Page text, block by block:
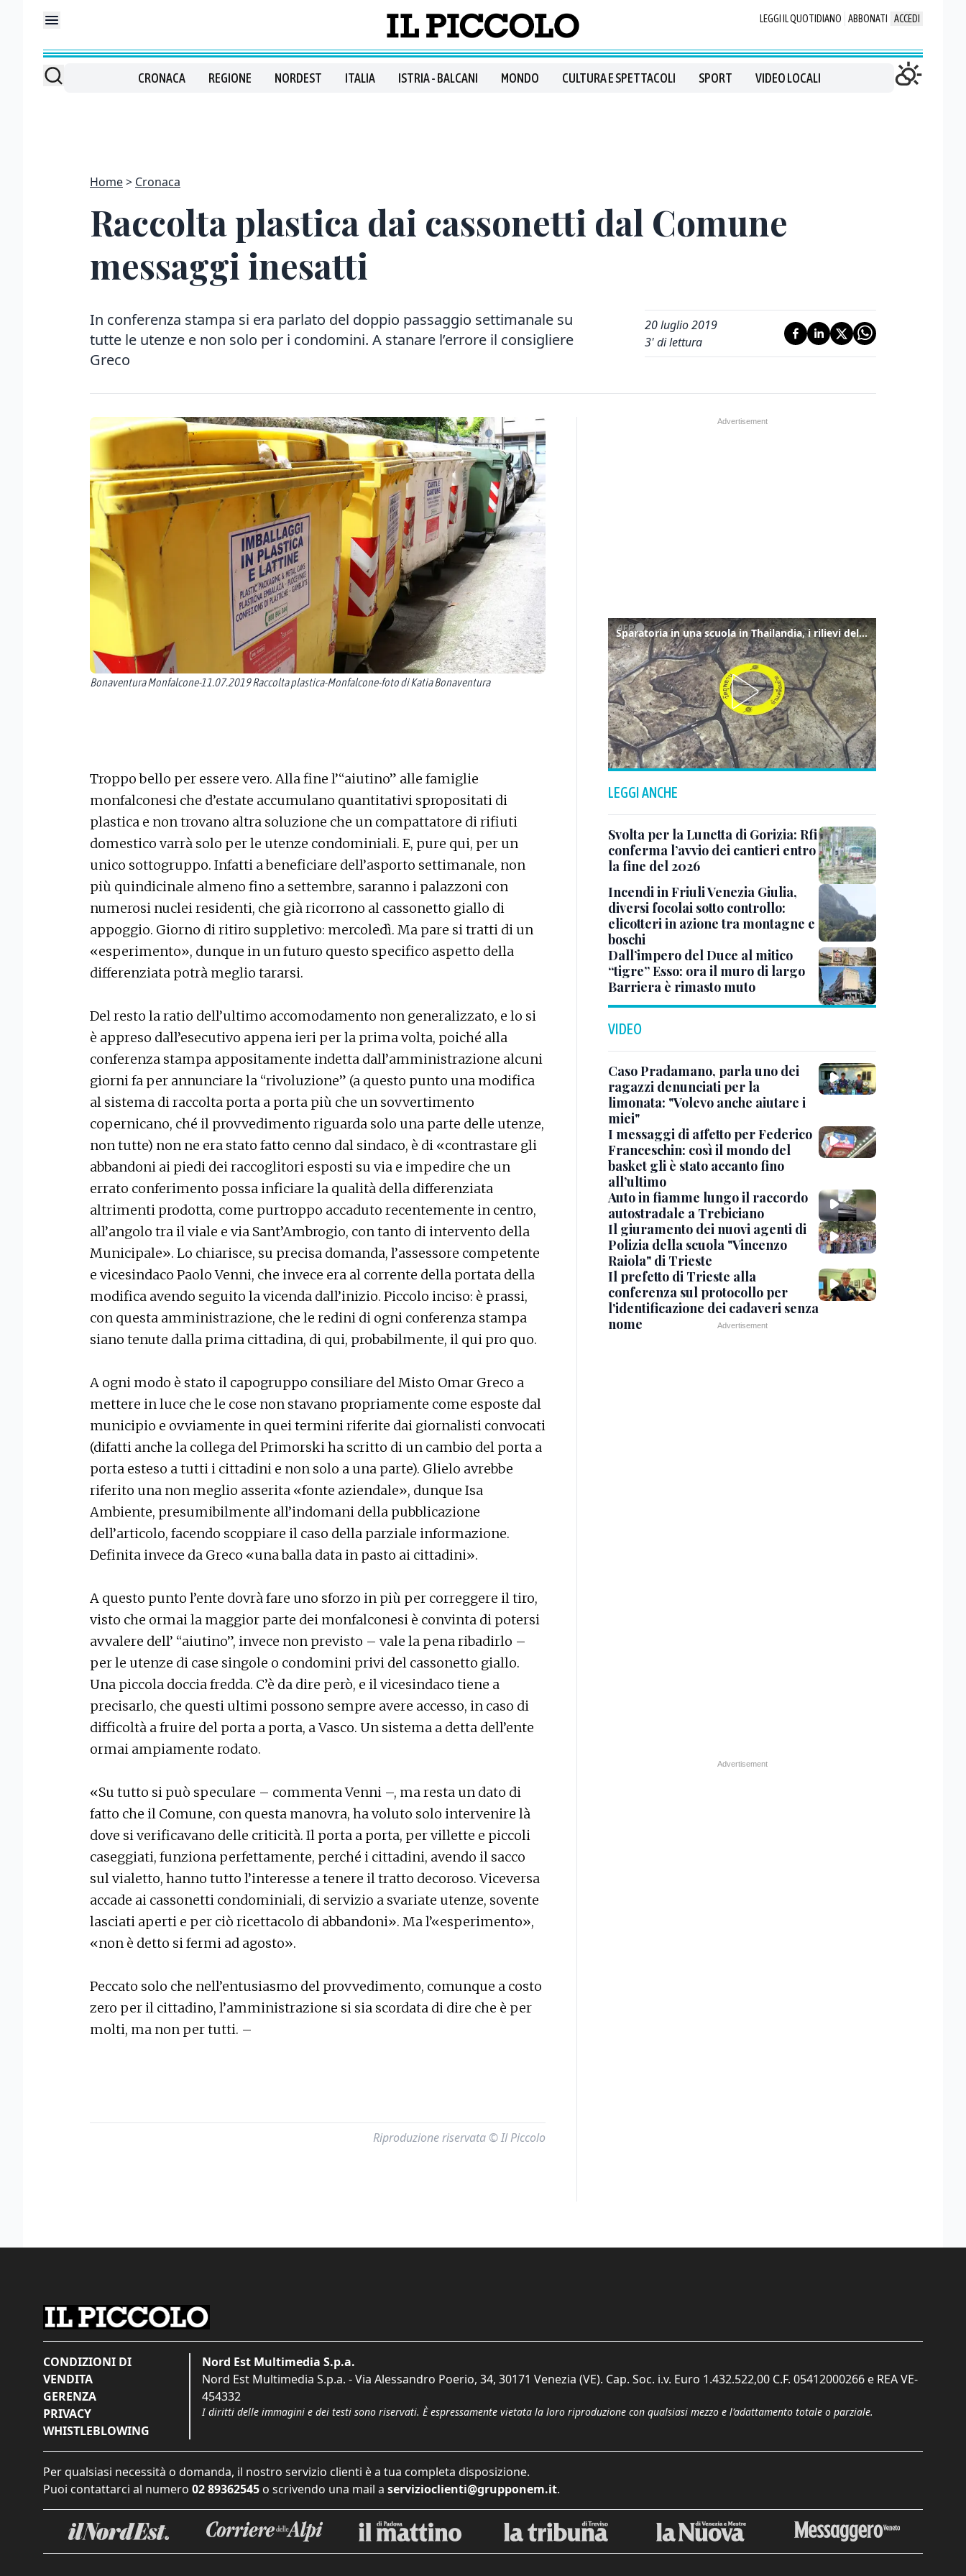
LEGGI IL QUOTIDIANO ABBONATI ACCEDI
CRONACA REGIONE NORDEST ITALIA ISTRIA - BALCANI MONDO CULTURA E SPETTACOLI SPORT VIDEO LOCALI
Home Cronaca
Raccolta plastica dai cassonetti dal Comune
messaggi inesatti
In conferenza stampa si era parlato del doppio passaggio settimanale su
tutte le utenze e non solo per i condomini. A stanare l’errore il consigliere
Greco
20 luglio 2019
3' di lettura
Bonaventura Monfalcone-11.07.2019 Raccolta plastica-Monfalcone-foto di Katia Bonaventura
Troppo bello per essere vero. Alla fine l’“aiutino” alle famiglie
monfalconesi che d’estate accumulano quantitativi spropositati di
plastica e non trovano altra soluzione che un compattatore di rifiuti
domestico varrà solo per le utenze condominiali. E, pure qui, per un
unico sottogruppo. Infatti a beneficiare dell’asporto settimanale, non
più quindicinale almeno fino a settembre, saranno i palazzoni con
numerosi nuclei residenti, che già ricorrono al cassonetto giallo di
appoggio. Giorno di ritiro suppletivo: mercoledì. Ma pare si tratti di un
«esperimento», dunque in un futuro questo specifico aspetto della
differenziata potrà meglio tararsi.
Del resto la ratio dell’ultimo accomodamento non generalizzato, e lo si
è appreso dall’esecutivo appena ieri per la prima volta, poiché alla
conferenza stampa appositamente indetta dall’amministrazione alcuni
giorni fa per annunciare la “rivoluzione” (a questo punto una modifica
al sistema di raccolta porta a porta più che un sovvertimento
copernicano, ché il provvedimento riguarda solo una parte delle utenze,
non tutte) non ne era stato fatto cenno dal sindaco, è di «contrastare gli
abbandoni ai piedi dei raccoglitori esposti su via e impedire che un
errato conferimento possa inficiare la qualità della differenziata
altrimenti prodotta, come purtroppo accaduto recentemente in centro,
all’angolo tra il viale e via Sant’Ambrogio, con tanto di intervento della
Municipale». Lo chiarisce, su precisa domanda, l’assessore competente
e vicesindaco Paolo Venni, che invece era al corrente della portata della
modifica avendo seguito la vicenda dall’inizio. Piccolo inciso: è prassi,
con questa amministrazione, che le redini di ogni conferenza stampa
siano tenute dalla prima cittadina, di qui, probabilmente, il qui pro quo.
A ogni modo è stato il capogruppo consiliare del Misto Omar Greco a
mettere in luce che le cose non stavano propriamente come esposte dal
municipio e ovviamente in quei termini riferite dai giornalisti convocati
(difatti anche la collega del Primorski ha scritto di un cambio del porta a
porta esteso a tutti i cittadini e non solo a una parte). Glielo avrebbe
riferito una non meglio asserita «fonte aziendale», dunque Isa
Ambiente, presumibilmente all’indomani della pubblicazione
dell’articolo, facendo scoppiare il caso della parziale informazione.
Definita invece da Greco «una balla data in pasto ai cittadini».
A questo punto l’ente dovrà fare uno sforzo in più per correggere il tiro,
visto che ormai la maggior parte dei monfalconesi è convinta di potersi
avvalere dell’ “aiutino”, invece non previsto – vale la pena ribadirlo –
per le utenze di case singole o condomini privi del cassonetto giallo.
Una piccola doccia fredda. C’è da dire però, e il vicesindaco tiene a
precisarlo, che questi ultimi possono sempre avere accesso, in caso di
difficoltà a fruire del porta a porta, a Vasco. Un sistema a detta dell’ente
ormai ampiamente rodato.
«Su tutto si può speculare – commenta Venni –, ma resta un dato di
fatto che il Comune, con questa manovra, ha voluto solo intervenire là
dove si verificavano delle criticità. Il porta a porta, per villette e piccoli
caseggiati, funziona perfettamente, perché i cittadini, avendo il sacco
sul vialetto, hanno tutto l’interesse a tenere il tratto decoroso. Viceversa
accade ai cassonetti condominiali, di servizio a svariate utenze, sovente
lasciati aperti e per ciò ricettacolo di abbandoni». Ma l’«esperimento»,
«non è detto si fermi ad agosto».
Peccato solo che nell’entusiasmo del provvedimento, comunque a costo
zero per il cittadino, l’amministrazione si sia scordata di dire che è per
molti, ma non per tutti. –
Riproduzione riservata © Il Piccolo
Sparatoria in una scuola in Thailandia, i rilievi della polizia
LEGGI ANCHE
Svolta per la Lunetta di Gorizia: Rfi
conferma l’avvio dei cantieri entro
la fine del 2026
Incendi in Friuli Venezia Giulia,
diversi focolai sotto controllo:
elicotteri in azione tra montagne e
boschi
Dall’impero del Duce al mitico
“tigre” Esso: ora il muro di largo
Barriera è rimasto muto
VIDEO
Caso Pradamano, parla uno dei
ragazzi denunciati per la
limonata: "Volevo anche aiutare i
miei"
I messaggi di affetto per Federico
Franceschin: così il mondo del
basket gli è stato accanto fino
all’ultimo
Auto in fiamme lungo il raccordo
autostradale a Trebiciano
Il giuramento dei nuovi agenti di
Polizia della scuola "Vincenzo
Raiola" di Trieste
Il prefetto di Trieste alla
conferenza sul protocollo per
l'identificazione dei cadaveri senza
nome
CONDIZIONI DI
VENDITA
GERENZA
PRIVACY
WHISTLEBLOWING
Nord Est Multimedia S.p.a.
Nord Est Multimedia S.p.a. - Via Alessandro Poerio, 34, 30171 Venezia (VE). Cap. Soc. i.v. Euro 1.432.522,00 C.F. 05412000266 e REA VE-
454332
I diritti delle immagini e dei testi sono riservati. È espressamente vietata la loro riproduzione con qualsiasi mezzo e l'adattamento totale o parziale.
Per qualsiasi necessità o domanda, il nostro servizio clienti è a tua completa disposizione.
Puoi contattarci al numero 02 89362545 o scrivendo una mail a servizioclienti@grupponem.it.